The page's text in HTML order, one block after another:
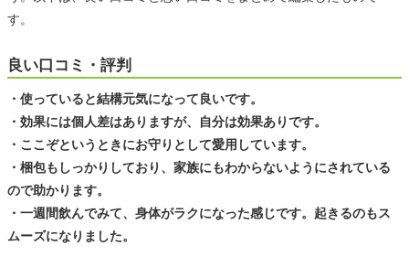
す。
良い口コミ・評判
・使っていると結構元気になって良いです。
・効果には個人差はありますが、自分は効果ありです。
・ここぞというときにお守りとして愛用しています。
・梱包もしっかりしており、家族にもわからないようにされている
ので助かります。
・一週間飲んでみて、身体がラクになった感じです。起きるのもス
ムーズになりました。